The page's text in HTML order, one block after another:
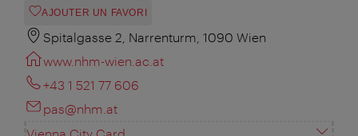
AJOUTER UN FAVORI
Spitalgasse 2, Narrenturm, 1090 Wien
www.nhm-wien.ac.at
+43 1 521 77 606
pas@nhm.at